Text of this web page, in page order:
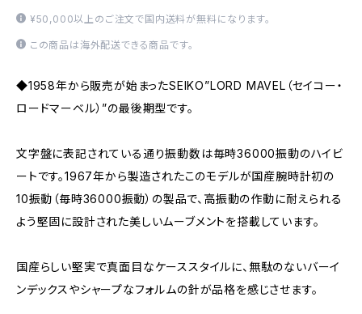
¥50,000以上のご注文で国内送料が無料になります。
この商品は海外配送できる商品です。
◆1958年から販売が始まったSEIKO”LORD MAVEL（セイコー・
ロードマーベル）”の最後期型です。
文字盤に表記されている通り振動数は毎時36000振動のハイビ
ートです。1967年から製造されたこのモデルが国産腕時計初の
10振動（毎時36000振動）の製品で、高振動の作動に耐えられる
よう堅固に設計された美しいムーブメントを搭載しています。
国産らしい堅実で真面目なケーススタイルに、無駄のないバーイ
ンデックスやシャープなフォルムの針が品格を感じさせます。